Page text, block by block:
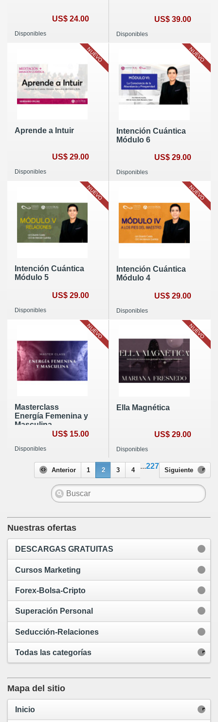
US$ 24.00
Disponibles
US$ 39.00
Disponibles
Aprende a Intuir
US$ 29.00
Disponibles
NUEVO
Intención Cuántica
Módulo 6
US$ 29.00
Disponibles
NUEVO
Intención Cuántica
Módulo 5
US$ 29.00
Disponibles
NUEVO
Intención Cuántica
Módulo 4
US$ 29.00
Disponibles
NUEVO
Masterclass
Energía Femenina y
Masculina
US$ 15.00
Disponibles
NUEVO
Ella Magnética
US$ 29.00
Disponibles
NUEVO
Anterior 1 2 3 4
...227
Siguiente
Nuestras ofertas
DESCARGAS GRATUITAS
Cursos Marketing
Forex-Bolsa-Cripto
Superación Personal
Seducción-Relaciones
Todas las categorías
Mapa del sitio
Inicio